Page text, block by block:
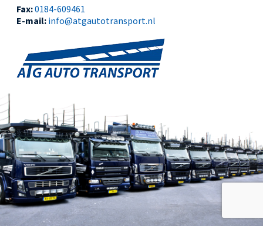
Fax:0184-609461
E-mail: info@atgautotransport.nl